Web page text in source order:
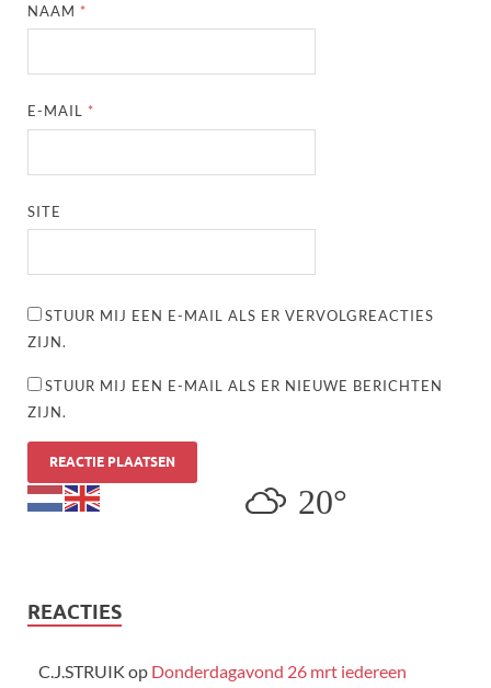
NAAM *
E-MAIL *
SITE
STUUR MIJ EEN E-MAIL ALS ER VERVOLGREACTIES
ZIJN.
STUUR MIJ EEN E-MAIL ALS ER NIEUWE BERICHTEN
ZIJN.
20°
REACTIES
C.J.STRUIK op Donderdagavond 26 mrt iedereen